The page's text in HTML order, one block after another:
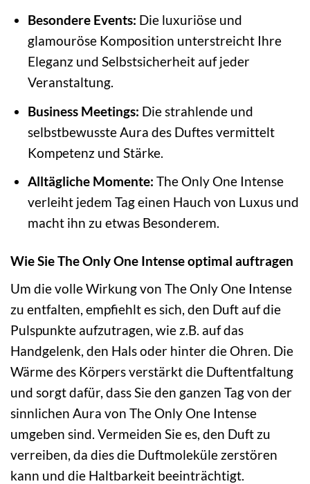
Besondere Events: Die luxuriöse und
glamouröse Komposition unterstreicht Ihre
Eleganz und Selbstsicherheit auf jeder
Veranstaltung.
Business Meetings: Die strahlende und
selbstbewusste Aura des Duftes vermittelt
Kompetenz und Stärke.
Alltägliche Momente: The Only One Intense
verleiht jedem Tag einen Hauch von Luxus und
macht ihn zu etwas Besonderem.
Wie Sie The Only One Intense optimal auftragen
Um die volle Wirkung von The Only One Intense
zu entfalten, empfiehlt es sich, den Duft auf die
Pulspunkte aufzutragen, wie z.B. auf das
Handgelenk, den Hals oder hinter die Ohren. Die
Wärme des Körpers verstärkt die Duftentfaltung
und sorgt dafür, dass Sie den ganzen Tag von der
sinnlichen Aura von The Only One Intense
umgeben sind. Vermeiden Sie es, den Duft zu
verreiben, da dies die Duftmoleküle zerstören
kann und die Haltbarkeit beeinträchtigt.